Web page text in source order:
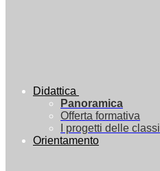
Didattica
Panoramica
Offerta formativa
I progetti delle classi
Orientamento